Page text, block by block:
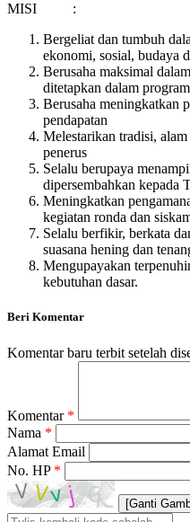
MISI :
Bergeliat dan tumbuh
ekonomi, sosial, budaya
Berusaha maksimal
ditetapkan dalam
Berusaha meningkatkan
pendapatan
Melestarikan tradisi,
penerus
Selalu berupaya
dipersembahkan kepada
Meningkatkan
kegiatan ronda dan
Selalu berfikir, berkata
suasana hening dan
Mengupayakan
kebutuhan dasar.
Beri Komentar
Komentar baru terbit setelah
Komentar *
Nama *
Alamat Email
No. HP *
[Ganti